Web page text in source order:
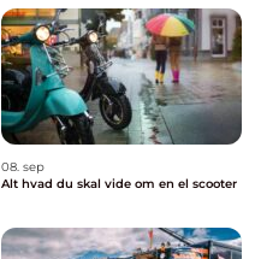
08. sep
Alt hvad du skal vide om en el scooter